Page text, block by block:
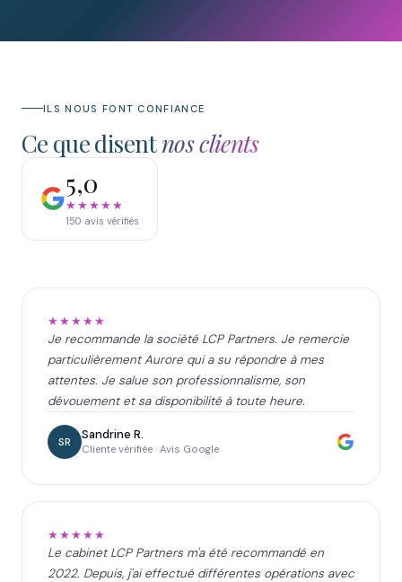
ILS NOUS FONT CONFIANCE
Ce que disentnos clients
5,0
★★★★★
150 avis vérifiés
★★★★★
Je recommande la société LCP Partners. Je remercie
particulièrement Aurore qui a su répondre à mes
attentes. Je salue son professionnalisme, son
dévouement et sa disponibilité à toute heure.
SR Sandrine R.
Cliente vérifiée · Avis Google
★★★★★
Le cabinet LCP Partners m'a été recommandé en
2022. Depuis, j'ai effectué différentes opérations avec